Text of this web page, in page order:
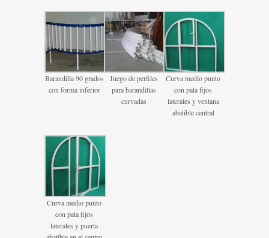
Barandilla 90 grados
con forma inferior
Juego de perfiles
para barandillas
curvadas
Curva medio punto
con pata fijos
laterales y ventana
abatible central
Curva medio punto
con pata fijos
laterales y puerta